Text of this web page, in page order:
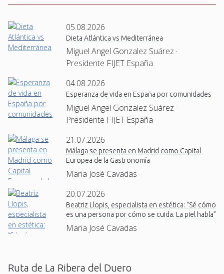
05.08.2026
Dieta Atlántica vs Mediterránea
Miguel Angel Gonzalez Suárez ·
Presidente FIJET España
04.08.2026
Esperanza de vida en España por comunidades
Miguel Angel Gonzalez Suárez ·
Presidente FIJET España
21.07.2026
Málaga se presenta en Madrid como Capital
Europea de la Gastronomía
Maria José Cavadas
20.07.2026
Beatriz Llopis, especialista en estética: “Sé cómo
es una persona por cómo se cuida. La piel habla”
Maria José Cavadas
Ruta de La Ribera del Duero